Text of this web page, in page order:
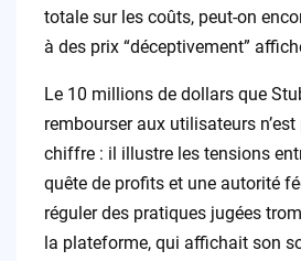
totale sur les coûts, peut-on
à des prix “déceptivement”
Le 10 millions de dollars que
rembourser aux utilisateurs
chiffre : il illustre les tensions
quête de profits et une autorité
réguler des pratiques jugées
la plateforme, qui affichait son